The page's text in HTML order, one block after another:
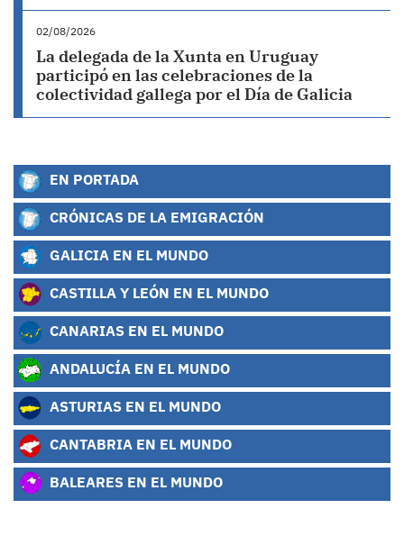
02/08/2026
La delegada de la Xunta en Uruguay
participó en las celebraciones de la
colectividad gallega por el Día de Galicia
EN PORTADA
CRÓNICAS DE LA EMIGRACIÓN
GALICIA EN EL MUNDO
CASTILLA Y LEÓN EN EL MUNDO
CANARIAS EN EL MUNDO
ANDALUCÍA EN EL MUNDO
ASTURIAS EN EL MUNDO
CANTABRIA EN EL MUNDO
BALEARES EN EL MUNDO